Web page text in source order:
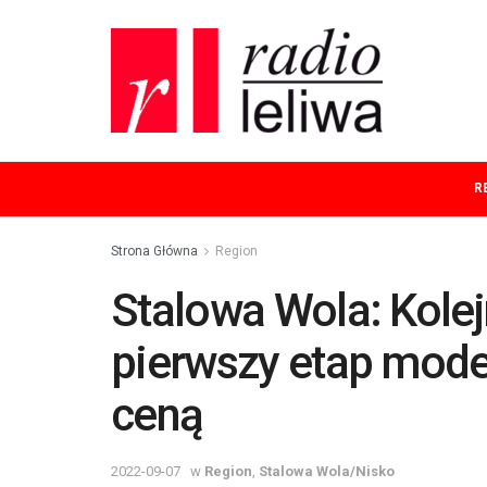
Strona Główna Region
Stalowa Wola:
pierwszy etap
ceną
2022-09-07 w Region Stalowa Wola/Nisko